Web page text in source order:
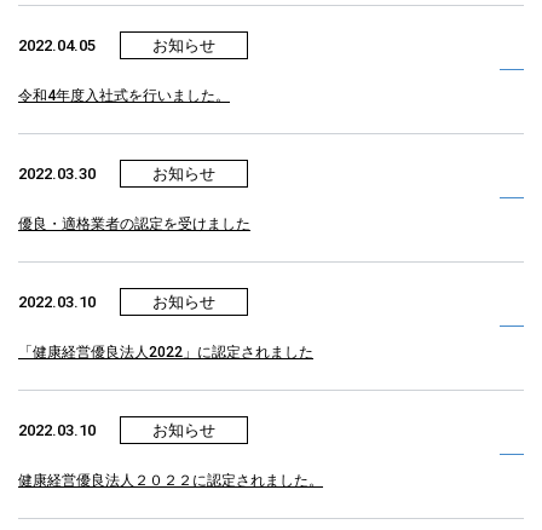
2022.04.05 お知らせ
令和4年度入社式を行いました。
2022.03.30 お知らせ
優良・適格業者の認定を受けました
2022.03.10 お知らせ
「健康経営優良法人2022」に認定されました
2022.03.10 お知らせ
健康経営優良法人２０２２に認定されました。